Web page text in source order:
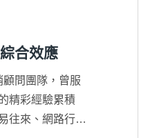
合效應
顧問團隊，曾服
精彩經驗累積
往來、網路行銷